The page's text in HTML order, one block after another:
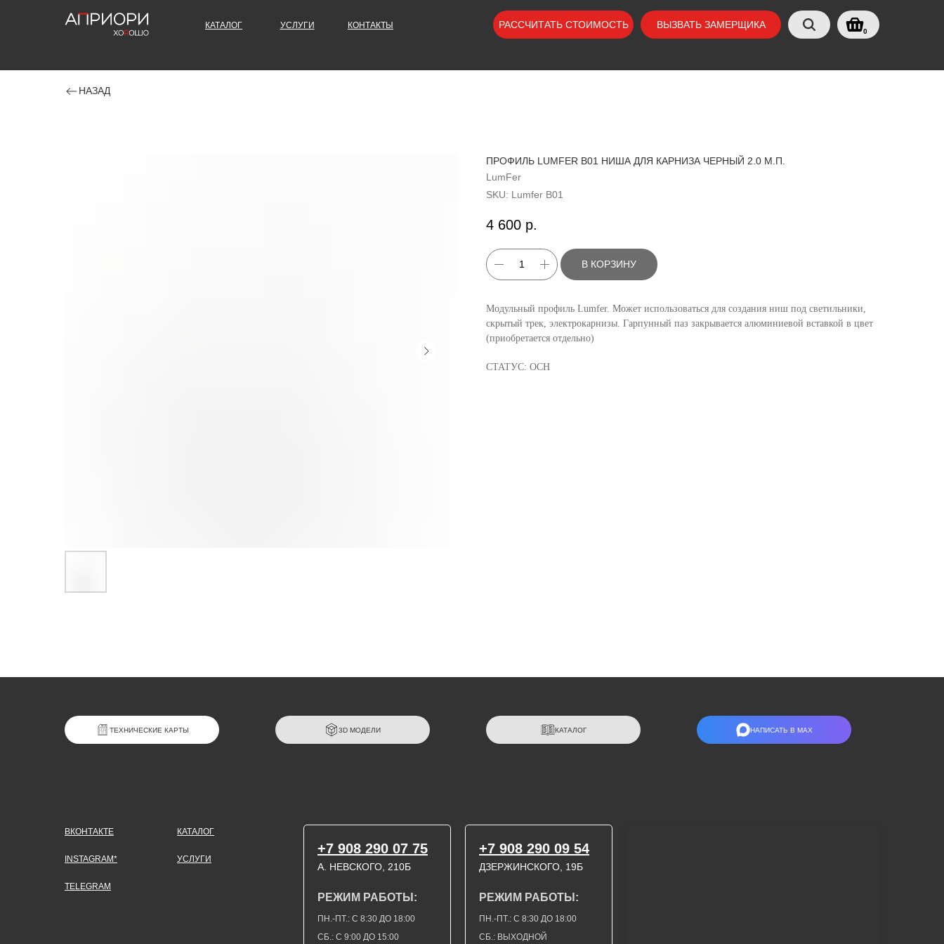
КОНТАКТЫ
УСЛУГИ
КАТАЛОГ ВЫЗВАТЬ ЗАМЕРЩИКА
РАССЧИТАТЬ СТОИМОСТЬ
0
НАЗАД
ПРОФИЛЬ LUMFER B01 НИША ДЛЯ КАРНИЗА ЧЕРНЫЙ 2.0 М.П.
LumFer
SKU: Lumfer B01
4 600 р.
В КОРЗИНУ
Модульный профиль Lumfer. Может использоваться для создания ниш под светильники,
скрытый трек, электрокарнизы. Гарпунный паз закрывается алюминиевой вставкой в цвет
(приобретается отдельно)
СТАТУС: ОСН
НАПИСАТЬ В МАХ
КАТАЛОГ
3D МОДЕЛИ
ТЕХНИЧЕСКИЕ КАРТЫ
TELEGRAM
INSTAGRAM*
ВКОНТАКТЕ
ДЗЕРЖИНСКОГО, 19Б
СБ.: С 9:00 ДО 15:00
ПН.-ПТ.: С 8:30 ДО 18:00
А. НЕВСКОГО, 210Б
УСЛУГИ
+7 908 290 09 54
РЕЖИМ РАБОТЫ:
СБ.: ВЫХОДНОЙ
ПН.-ПТ.: С 8:30 ДО 18:00
РЕЖИМ РАБОТЫ:
+7 908 290 07 75
КАТАЛОГ